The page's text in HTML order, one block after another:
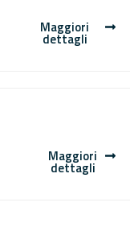
Maggiori
dettagli
Maggiori
dettagli